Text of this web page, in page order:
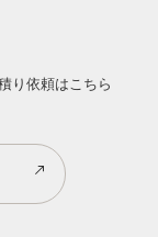
り依頼はこちら